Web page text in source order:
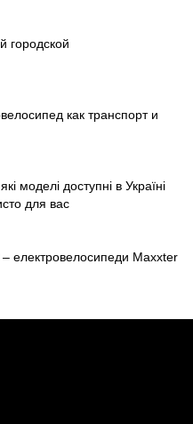
городской
как транспорт и
моделі доступні в Україні
для вас
електровелосипеди Maxxter